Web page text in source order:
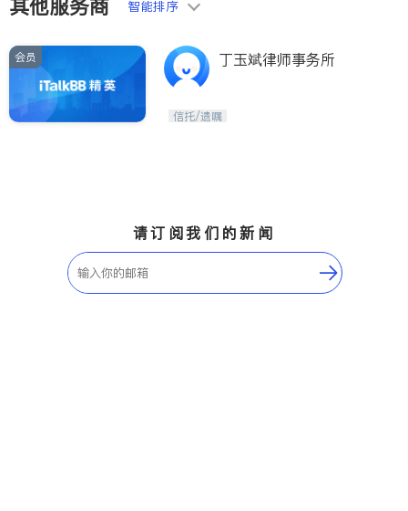
建筑装修
非盈利组织
其他服务商 智能排序
会员 丁玉斌律师事务所
信托/遗嘱
请订阅我们的新闻